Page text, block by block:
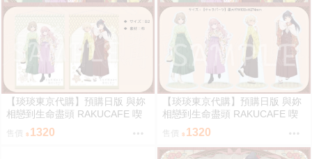
【琰琰東京代購】預購日版 與妳
相戀到生命盡頭 RAKUCAFE 喫
茶 B2 掛軸 席娜 美美 星蘭 亞里
售價 1320
【琰琰東京代購】預購日版 與妳
相戀到生命盡頭 RAKUCAFE 喫
茶 特大立牌 席娜 美美 星蘭 亞里
售價 1320